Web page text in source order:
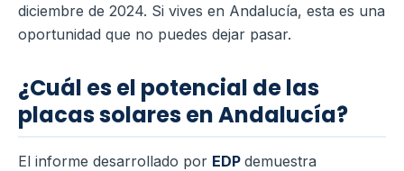
diciembre de 2024. Si vives en Andalucía, esta es una
oportunidad que no puedes dejar pasar.
¿Cuál es el potencial de las
placas solares en Andalucía?
El informe desarrollado por EDP demuestra